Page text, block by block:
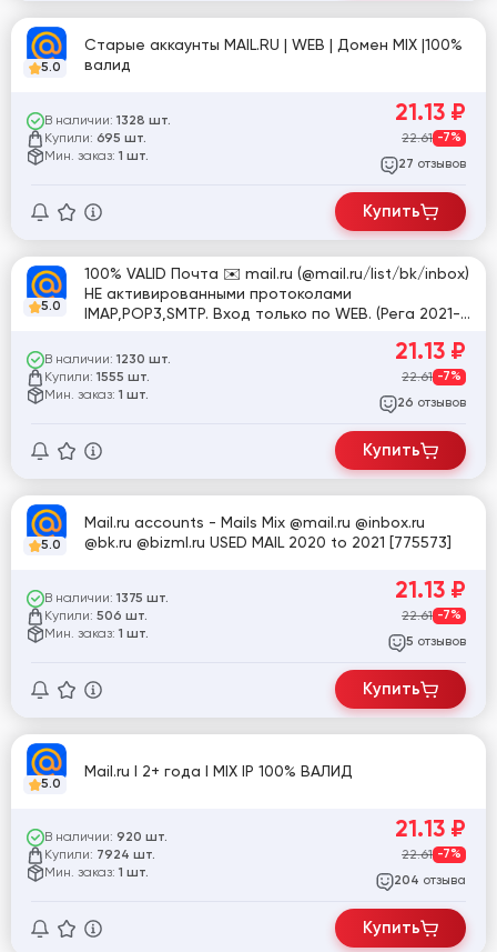
5.0
Старые аккаунты MAIL.RU | WEB | Домен MIX |100%
валид
В наличии: 1328 шт.
Купили: 695 шт.
Мин. заказ: 1 шт.
21.13 ₽
22.61 -7%
27 отзывов
Купить
5.0
100% VALID Почта ✉️ mail.ru (@mail.ru/list/bk/inbox)
НЕ активированными протоколами
IMAP,POP3,SMTP. Вход только по WEB. (Рега 2021-
В наличии: 1230 шт.
Купили: 1555 шт.
Мин. заказ: 1 шт.
21.13 ₽
22.61 -7%
26 отзывов
Купить
5.0
Mail.ru accounts - Mails Mix @mail.ru @inbox.ru
@bk.ru @bizml.ru USED MAIL 2020 to 2021 [775573]
В наличии: 1375 шт.
Купили: 506 шт.
Мин. заказ: 1 шт.
21.13 ₽
22.61 -7%
5 отзывов
Купить
5.0
Mail.ru I 2+ года I MIX IP 100% ВАЛИД
В наличии: 920 шт.
Купили: 7924 шт.
Мин. заказ: 1 шт.
21.13 ₽
22.61 -7%
204 отзыва
Купить